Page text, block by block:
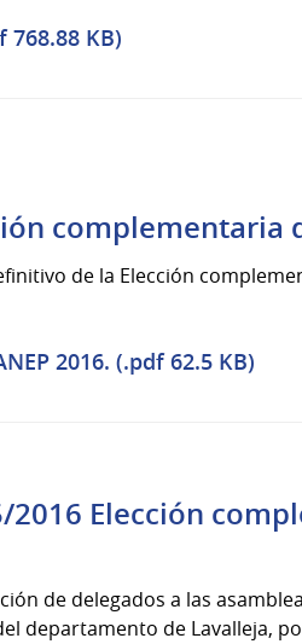
768.88 KB)
complementaria
de la Elección
2016. (.pdf 62.5 KB)
Elección
de delegados a las
departamento de Lavalleja,